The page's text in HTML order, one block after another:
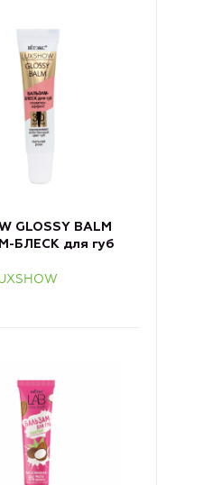
GLOSSY BALM
БЛЕСК для губ